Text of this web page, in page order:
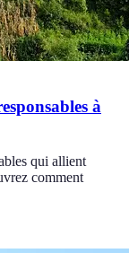
à
qui allient
comment